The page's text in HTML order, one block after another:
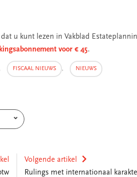
u kunt lezen in Vakblad
voor € 45.
FISCAAL NIEUWS , NIEUWS
Volgende artikel
Rulings met internationaal